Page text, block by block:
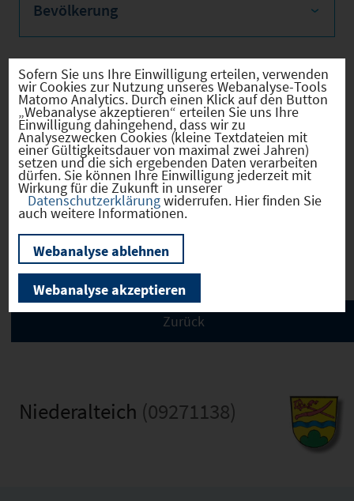
Bevölkerung
Sozialvers. Beschäftigte
Verkehrsinfrastruktur
Kommunale Infrastruktur
Niederalteich (09271138)
Sofern Sie uns Ihre Einwilligung erteilen, verwenden
wir Cookies zur Nutzung unseres Webanalyse-Tools
Matomo Analytics. Durch einen Klick auf den Button
„Webanalyse akzeptieren“ erteilen Sie uns Ihre
Einwilligung dahingehend, dass wir zu
Analysezwecken Cookies (kleine Textdateien mit
einer Gültigkeitsdauer von maximal zwei Jahren)
setzen und die sich ergebenden Daten verarbeiten
dürfen. Sie können Ihre Einwilligung jederzeit mit
Wirkung für die Zukunft in unserer
Datenschutzerklärungwiderrufen. Hier finden Sie
auch weitere Informationen.
Webanalyse ablehnen
Webanalyse akzeptieren